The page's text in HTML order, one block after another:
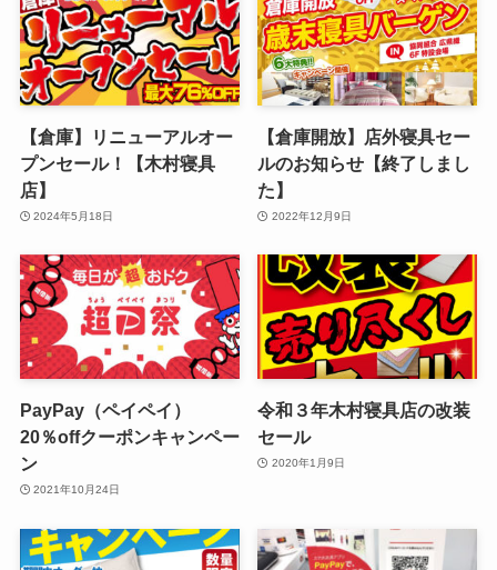
【倉庫】リニューアルオー
プンセール！【木村寝具
店】
2024年5月18日
【倉庫開放】店外寝具セー
ルのお知らせ【終了しまし
た】
2022年12月9日
PayPay（ペイペイ）
20％offクーポンキャンペー
ン
2021年10月24日
令和３年木村寝具店の改装
セール
2020年1月9日